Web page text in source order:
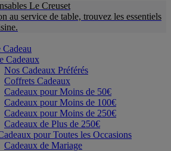
Le Creuset
au service de table, trouvez les essentiels
Cadeau
Cadeaux
Nos Cadeaux Préférés
Coffrets Cadeaux
Cadeaux pour Moins de 50€
Cadeaux pour Moins de 100€
Cadeaux pour Moins de 250€
Cadeaux de Plus de 250€
pour Toutes les Occasions
Cadeaux de Mariage